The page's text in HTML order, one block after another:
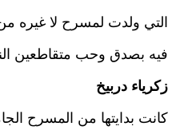
التي ولدت لمسرح لا غيره
فيه بصدق وحب متقاطعين
زكرياء دربيخ
كانت بدايتها من المسرح